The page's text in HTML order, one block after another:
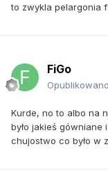
to zwykla pelargonia
FiGo
Opublikowano
Kurde, no to albo na
było jakieś gówniane
chujostwo co było w